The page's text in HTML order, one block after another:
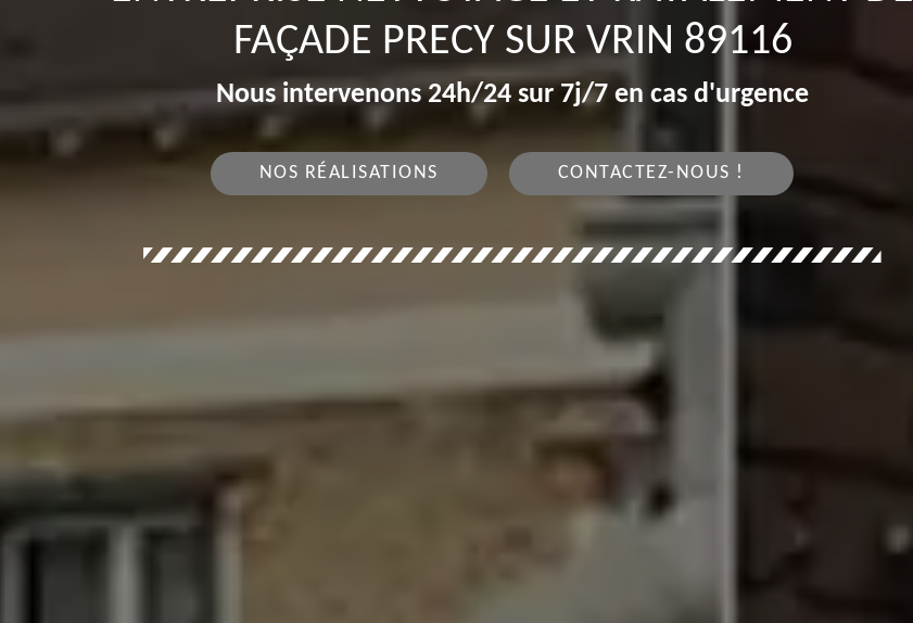
FAÇADE PRECY SUR VRIN 89116
Nous intervenons 24h/24 sur 7j/7 en cas d'urgence
NOS RÉALISATIONS CONTACTEZ-NOUS !